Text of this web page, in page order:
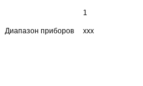
1
Диапазон приборов xxx